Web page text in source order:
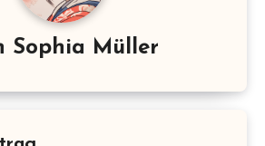
Sophia Müller